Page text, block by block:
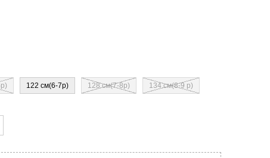
122 см(6-7р) 128 см(7-8р) 134 см(8-9 р)